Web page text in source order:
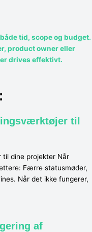
tid, scope og budget.
product owner eller
drives effektivt.
til
dine projekter Når
Færre statusmøder,
Når det ikke fungerer,
af